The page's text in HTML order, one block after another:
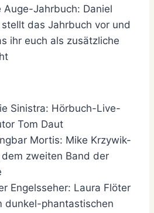
Auge-Jahrbuch: Daniel
stellt das Jahrbuch vor und
ihr euch als zusätzliche
Sinistra: Hörbuch-Live-
Tom Daut
Mortis: Mike Krzywik-
zweiten Band der
Engelsseher: Laura Flöter
dunkel-phantastischen